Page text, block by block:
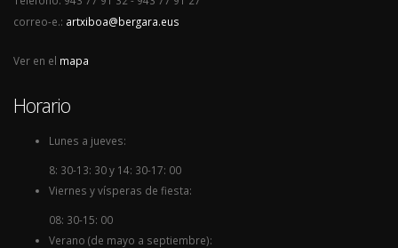
correo-e.: artxiboa@bergara.eus
Ver en el mapa
Horario
Lunes a jueves:
8: 30-13: 30 y 14: 30-17: 00
Viernes y vísperas de fiesta:
08: 30-15: 00
Verano (de mayo a septiembre):